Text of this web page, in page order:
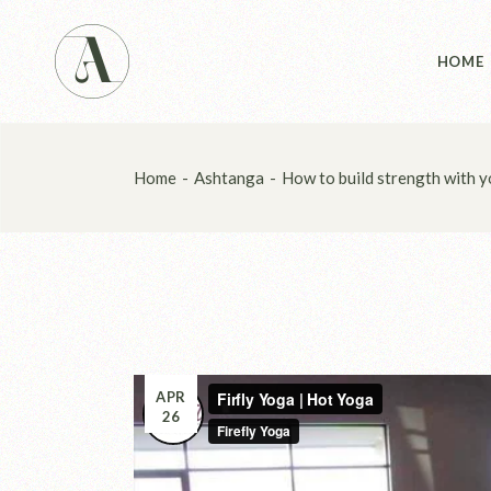
HOME
Main
Main
Home
Ashtanga How to build strength with
APR
26